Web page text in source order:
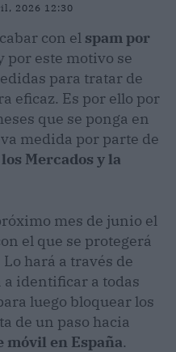
2026 12:30
con el spam por
por este motivo se
para tratar de
eficaz. Es por ello por
que se ponga en
medida por parte de
Mercados y la
mes de junio el
el que se protegerá
hará a través de
identificar a todas
luego bloquear los
de un paso hacia
móvil en España.